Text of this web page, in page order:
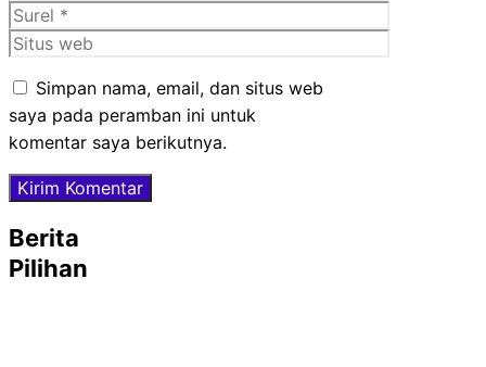
Surel
Situs
Simpan nama, email, dan situs web
saya pada peramban ini untuk
komentar saya berikutnya.
Berita
Pilihan